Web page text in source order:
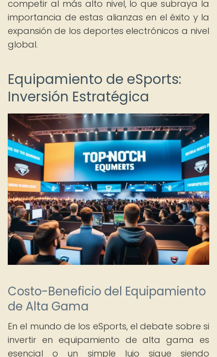
competir al más alto nivel, lo que subraya la
importancia de estas alianzas en el éxito y la
expansión de los deportes electrónicos a nivel
global.
Equipamiento de eSports:
Inversión Estratégica
Costo-Beneficio del Equipamiento
de Alta Gama
En el mundo de los eSports, el debate sobre si
invertir en equipamiento de alta gama es
esencial o un simple lujo sigue siendo